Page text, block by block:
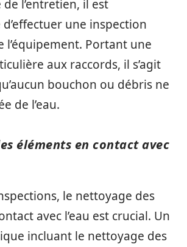
l’entretien, il est
une inspection
l’équipement. Portant une
aux raccords, il s’agit
bouchon ou débris ne
de l’eau.
éléments en contact avec
le nettoyage des
avec l’eau est crucial. Un
incluant le nettoyage des